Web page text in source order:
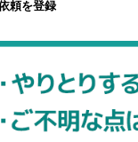
頼を登録